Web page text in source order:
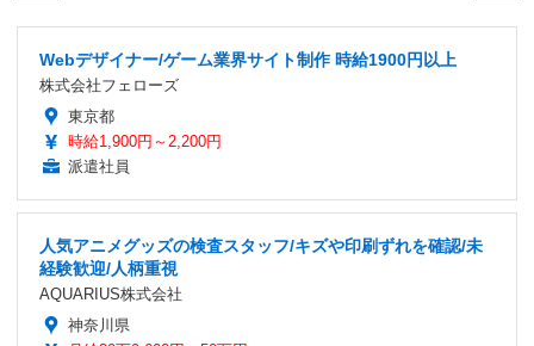
Webデザイナー/ゲーム業界サイト制作 時給1900円以上
株式会社フェローズ
東京都
時給1,900円～2,200円
派遣社員
人気アニメグッズの検査スタッフ/キズや印刷ずれを確認/未
経験歓迎/人柄重視
AQUARIUS株式会社
神奈川県